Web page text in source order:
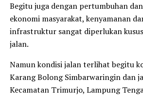
Begitu juga dengan pertumbuhan
ekonomi masyarakat, kenyamanan
infrastruktur sangat diperlukan
jalan.
Namun kondisi jalan terlihat begitu
Karang Bolong Simbarwaringin dan
Kecamatan Trimurjo, Lampung